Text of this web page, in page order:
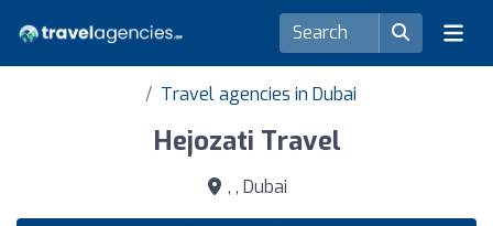
Travel agencies in Dubai
Hejozati Travel
, , Dubai